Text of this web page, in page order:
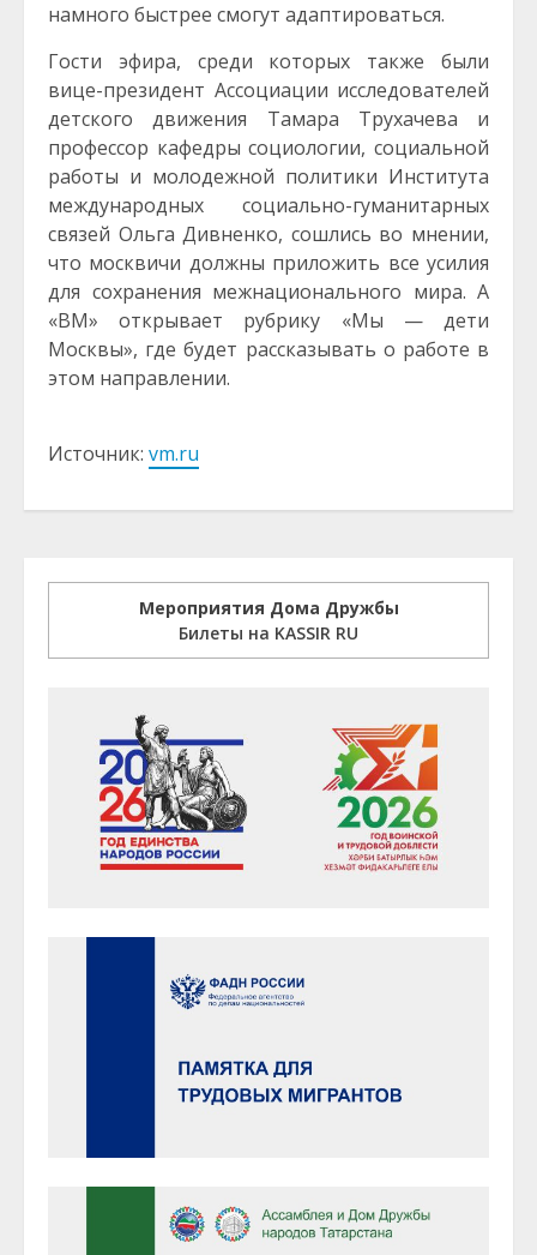
намного быстрее смогут адаптироваться.
Гости эфира, среди которых также были
вице-президент Ассоциации исследователей
детского движения Тамара Трухачева и
профессор кафедры социологии, социальной
работы и молодежной политики Института
международных социально-гуманитарных
связей Ольга Дивненко, сошлись во мнении,
что москвичи должны приложить все усилия
для сохранения межнационального мира. А
«ВМ» открывает рубрику «Мы — дети
Москвы», где будет рассказывать о работе в
этом направлении.
Источник: vm.ru
Мероприятия Дома Дружбы
Билеты на KASSIR RU